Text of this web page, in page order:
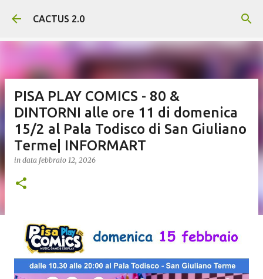
Passa ai contenuti principali
CACTUS 2.0
PISA PLAY COMICS - 80 &
DINTORNI alle ore 11 di domenica
15/2 al Pala Todisco di San Giuliano
Terme| INFORMART
in data febbraio 12, 2026